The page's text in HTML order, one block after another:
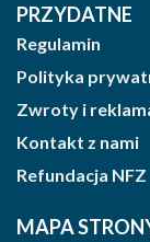
PRZYDATNE
Regulamin
Polityka
Zwroty i
Kontakt z nami
Refundacja NFZ
MAPA